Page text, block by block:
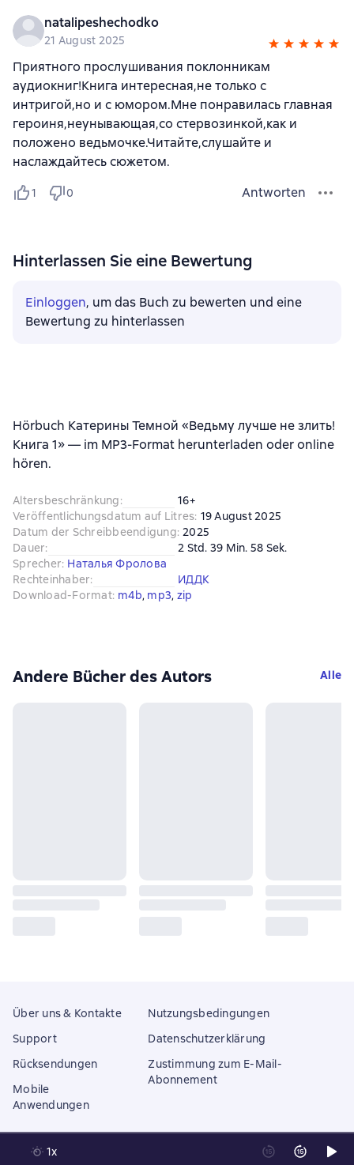
natalipeshechodko
21 August 2025
Приятного прослушивания поклонникам
аудиокниг!Книга интересная,не только с
интригой,но и с юмором.Мне понравилась главная
героиня,неунывающая,со стервозинкой,как и
положено ведьмочке.Читайте,слушайте и
наслаждайтесь сюжетом.
1 0 Antworten
Hinterlassen Sie eine Bewertung
Einloggen, um das Buch zu bewerten und eine
Bewertung zu hinterlassen
Hörbuch Катерины Темной «Ведьму лучше не злить!
Книга 1» — im MP3-Format herunterladen oder online
hören.
Altersbeschränkung:
16+
Veröffentlichungsdatum auf Litres: 19 August 2025
Datum der Schreibbeendigung: 2025
Dauer:
2 Std. 39 Min. 58 Sek.
Sprecher: Наталья Фролова
Rechteinhaber:
ИДДК
Download-Format: m4b, mp3, zip
Andere Bücher des Autors Alle
1x
Über uns & Kontakte
Support
Rücksendungen
Mobile
Anwendungen
Nutzungsbedingungen
Datenschutzerklärung
Zustimmung zum E-Mail-
Abonnement